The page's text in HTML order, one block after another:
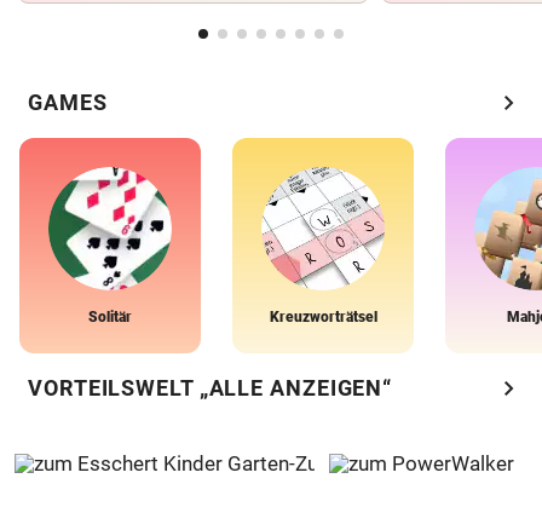
GAMES chevron_right
Solitär Kreuzworträtsel
VORTEILSWELT „ALLE ANZEIGEN“ chevron_right